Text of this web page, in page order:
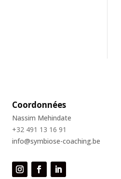
Coordonnées
Nassim Mehindate
+32 491 13 16 91
info@symbiose-coaching.be